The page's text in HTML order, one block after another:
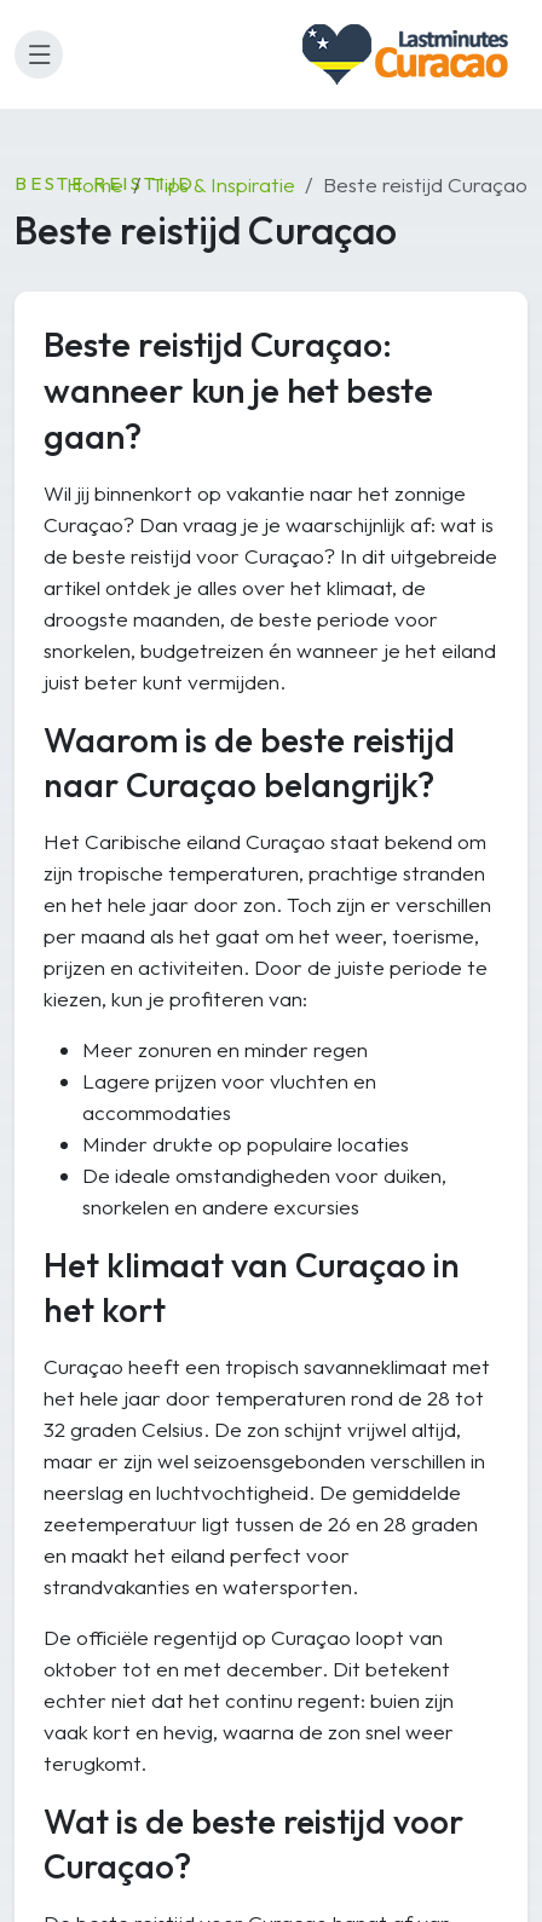
Home Tips & Inspiratie Beste reistijd Curaçao
BESTE REISTIJD
Beste reistijd Curaçao
Beste reistijd Curaçao:
wanneer kun je het beste
gaan?
Wil jij binnenkort op vakantie naar het zonnige
Curaçao? Dan vraag je je waarschijnlijk af: wat is
de beste reistijd voor Curaçao? In dit uitgebreide
artikel ontdek je alles over het klimaat, de
droogste maanden, de beste periode voor
snorkelen, budgetreizen én wanneer je het eiland
juist beter kunt vermijden.
Waarom is de beste reistijd
naar Curaçao belangrijk?
Het Caribische eiland Curaçao staat bekend om
zijn tropische temperaturen, prachtige stranden
en het hele jaar door zon. Toch zijn er verschillen
per maand als het gaat om het weer, toerisme,
prijzen en activiteiten. Door de juiste periode te
kiezen, kun je profiteren van:
Meer zonuren en minder regen
Lagere prijzen voor vluchten en
accommodaties
Minder drukte op populaire locaties
De ideale omstandigheden voor duiken,
snorkelen en andere excursies
Het klimaat van Curaçao in
het kort
Curaçao heeft een tropisch savanneklimaat met
het hele jaar door temperaturen rond de 28 tot
32 graden Celsius. De zon schijnt vrijwel altijd,
maar er zijn wel seizoensgebonden verschillen in
neerslag en luchtvochtigheid. De gemiddelde
zeetemperatuur ligt tussen de 26 en 28 graden
en maakt het eiland perfect voor
strandvakanties en watersporten.
De officiële regentijd op Curaçao loopt van
oktober tot en met december. Dit betekent
echter niet dat het continu regent: buien zijn
vaak kort en hevig, waarna de zon snel weer
terugkomt.
Wat is de beste reistijd voor
Curaçao?